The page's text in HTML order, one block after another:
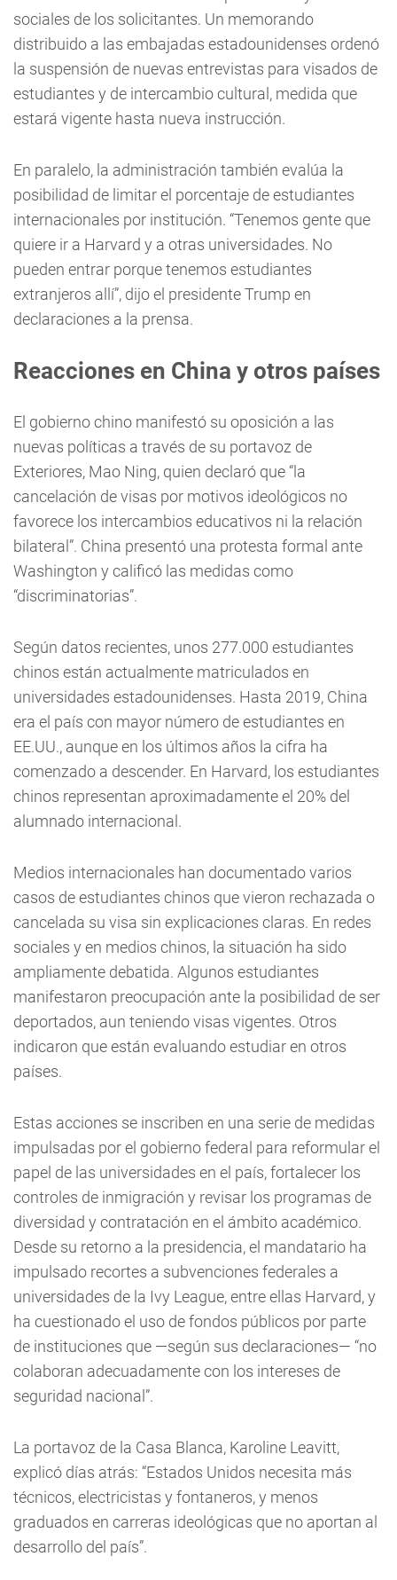
sociales de los solicitantes. Un memorando
distribuido a las embajadas estadounidenses ordenó
la suspensión de nuevas entrevistas para visados de
estudiantes y de intercambio cultural, medida que
estará vigente hasta nueva instrucción.
En paralelo, la administración también evalúa la
posibilidad de limitar el porcentaje de estudiantes
internacionales por institución. “Tenemos gente que
quiere ir a Harvard y a otras universidades. No
pueden entrar porque tenemos estudiantes
extranjeros allí”, dijo el presidente Trump en
declaraciones a la prensa.
Reacciones en China y otros países
El gobierno chino manifestó su oposición a las
nuevas políticas a través de su portavoz de
Exteriores, Mao Ning, quien declaró que “la
cancelación de visas por motivos ideológicos no
favorece los intercambios educativos ni la relación
bilateral”. China presentó una protesta formal ante
Washington y calificó las medidas como
“discriminatorias”.
Según datos recientes, unos 277.000 estudiantes
chinos están actualmente matriculados en
universidades estadounidenses. Hasta 2019, China
era el país con mayor número de estudiantes en
EE.UU., aunque en los últimos años la cifra ha
comenzado a descender. En Harvard, los estudiantes
chinos representan aproximadamente el 20% del
alumnado internacional.
Medios internacionales han documentado varios
casos de estudiantes chinos que vieron rechazada o
cancelada su visa sin explicaciones claras. En redes
sociales y en medios chinos, la situación ha sido
ampliamente debatida. Algunos estudiantes
manifestaron preocupación ante la posibilidad de ser
deportados, aun teniendo visas vigentes. Otros
indicaron que están evaluando estudiar en otros
países.
Estas acciones se inscriben en una serie de medidas
impulsadas por el gobierno federal para reformular el
papel de las universidades en el país, fortalecer los
controles de inmigración y revisar los programas de
diversidad y contratación en el ámbito académico.
Desde su retorno a la presidencia, el mandatario ha
impulsado recortes a subvenciones federales a
universidades de la Ivy League, entre ellas Harvard, y
ha cuestionado el uso de fondos públicos por parte
de instituciones que —según sus declaraciones— “no
colaboran adecuadamente con los intereses de
seguridad nacional”.
La portavoz de la Casa Blanca, Karoline Leavitt,
explicó días atrás: “Estados Unidos necesita más
técnicos, electricistas y fontaneros, y menos
graduados en carreras ideológicas que no aportan al
desarrollo del país”.